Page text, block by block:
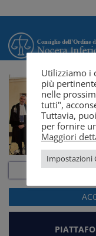
Utilizziamo i
più
nelle
tutti",
Tuttavia,
per fornire
Maggiori
Impostazioni